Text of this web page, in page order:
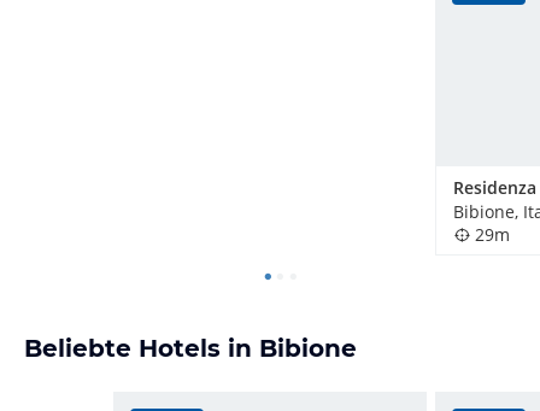
Bibione,
29m
Beliebte Hotels in Bibione